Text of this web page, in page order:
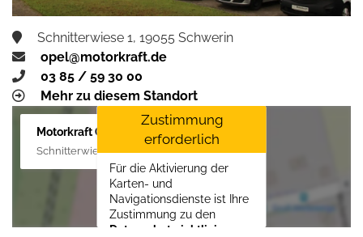
Schnitterwiese 1, 19055 Schwerin
opel@motorkraft.de
03 85 / 59 30 00
Mehr zu diesem Standort
Motorkraft GmbH
Schnitterwiese 1, 19055 Schwerin
Zustimmung
erforderlich
Für die Aktivierung der
Karten- und
Navigationsdienste ist Ihre
Zustimmung zu den
Datenschutzrichtlinien